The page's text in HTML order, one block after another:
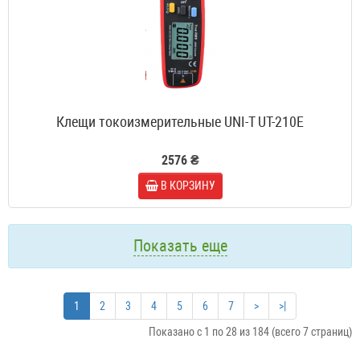
Клещи токоизмерительные UNI-T UT-210E
2576 ₴
В КОРЗИНУ
Показать еще
1 2 3 4 5 6 7 >
>|
Показано с 1 по 28 из 184 (всего 7 страниц)